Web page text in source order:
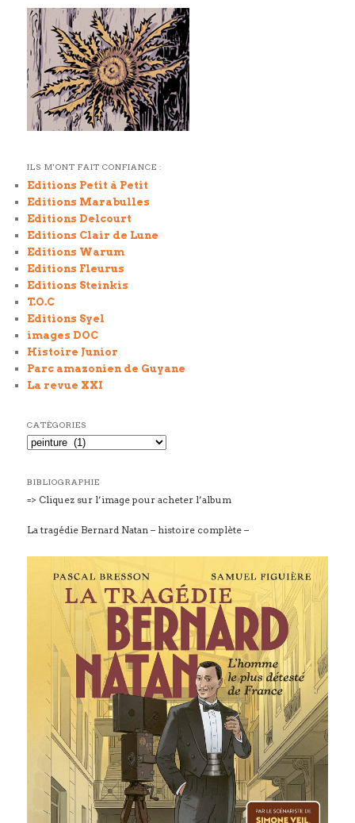
ILS M'ONT FAIT CONFIANCE :
Editions Petit à Petit
Editions Marabulles
Editions Delcourt
Editions Clair de Lune
Editions Warum
Editions Fleurus
Editions Steinkis
T.O.C
Editions Syel
images DOC
Histoire Junior
Parc amazonien de Guyane
La revue XXI
CATÉGORIES
Catégories
BIBLIOGRAPHIE
=> Cliquez sur l’image pour acheter l’album
La tragédie Bernard Natan – histoire complète –